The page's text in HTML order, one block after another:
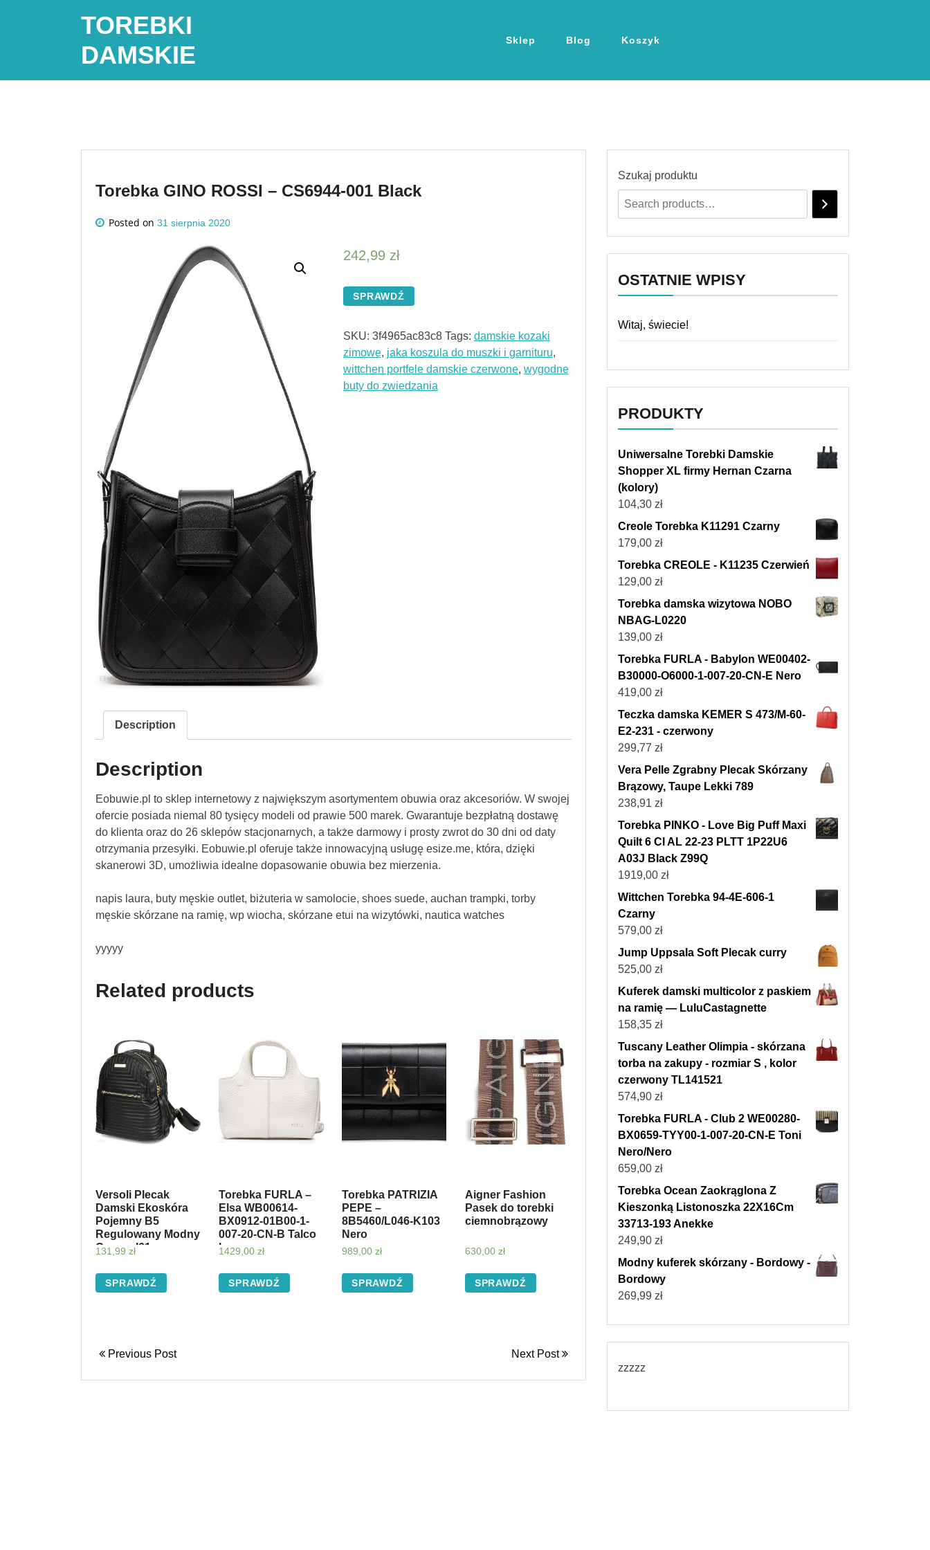
TOREBKI
DAMSKIE
Sklep Blog Koszyk
Torebka GINO ROSSI – CS6944-001 Black
Posted on 31 sierpnia 2020
242,99 zł
SPRAWDŹ
SKU: 3f4965ac83c8 Tags: damskie kozaki
zimowe, jaka koszula do muszki i garnituru,
wittchen portfele damskie czerwone, wygodne
buty do zwiedzania
Description
Description
Eobuwie.pl to sklep internetowy z największym asortymentem obuwia oraz akcesoriów. W swojej
ofercie posiada niemal 80 tysięcy modeli od prawie 500 marek. Gwarantuje bezpłatną dostawę
do klienta oraz do 26 sklepów stacjonarnych, a także darmowy i prosty zwrot do 30 dni od daty
otrzymania przesyłki. Eobuwie.pl oferuje także innowacyjną usługę esize.me, która, dzięki
skanerowi 3D, umożliwia idealne dopasowanie obuwia bez mierzenia.
napis laura, buty męskie outlet, biżuteria w samolocie, shoes suede, auchan trampki, torby
męskie skórzane na ramię, wp wiocha, skórzane etui na wizytówki, nautica watches
yyyyy
Related products
Versoli Plecak
Damski Ekoskóra
Pojemny B5
Regulowany Modny
Czarny I61
131,99 zł
SPRAWDŹ
Torebka FURLA –
Elsa WB00614-
BX0912-01B00-1-
007-20-CN-B Talco
h1429,00 zł
SPRAWDŹ
Torebka PATRIZIA
PEPE –
8B5460/L046-K103
Nero
989,00 zł
SPRAWDŹ
Aigner Fashion
Pasek do torebki
ciemnobrązowy
630,00 zł
SPRAWDŹ
Previous Post Next Post
Szukaj produktu
OSTATNIE WPISY
Witaj, świecie!
PRODUKTY
Uniwersalne Torebki Damskie
Shopper XL firmy Hernan Czarna
(kolory)
104,30 zł
Creole Torebka K11291 Czarny
179,00 zł
Torebka CREOLE - K11235 Czerwień
129,00 zł
Torebka damska wizytowa NOBO
NBAG-L0220
139,00 zł
Torebka FURLA - Babylon WE00402-
B30000-O6000-1-007-20-CN-E Nero
419,00 zł
Teczka damska KEMER S 473/M-60-
E2-231 - czerwony
299,77 zł
Vera Pelle Zgrabny Plecak Skórzany
Brązowy, Taupe Lekki 789
238,91 zł
Torebka PINKO - Love Big Puff Maxi
Quilt 6 Cl AL 22-23 PLTT 1P22U6
A03J Black Z99Q
1919,00 zł
Wittchen Torebka 94-4E-606-1
Czarny
579,00 zł
Jump Uppsala Soft Plecak curry
525,00 zł
Kuferek damski multicolor z paskiem
na ramię — LuluCastagnette
158,35 zł
Tuscany Leather Olimpia - skórzana
torba na zakupy - rozmiar S , kolor
czerwony TL141521
574,90 zł
Torebka FURLA - Club 2 WE00280-
BX0659-TYY00-1-007-20-CN-E Toni
Nero/Nero
659,00 zł
Torebka Ocean Zaokrąglona Z
Kieszonką Listonoszka 22X16Cm
33713-193 Anekke
249,90 zł
Modny kuferek skórzany - Bordowy -
Bordowy
269,99 zł
zzzzz